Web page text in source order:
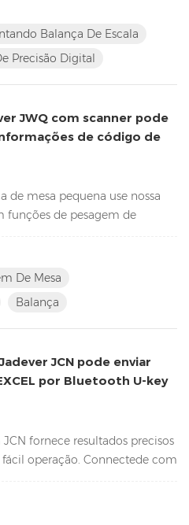
ideal para embalagens.
1 de alta resolução interna /
luz de fundo bateria e
Balança De Escala
Precisão Digital
JWQ com scanner pode
de código de
de mesa pequena use nossa
funções de pesagem de
código de barras no disco U
de amostra Balança digital
Resolução até 1 /
De Mesa
Balança
JCN pode enviar
por Bluetooth U-key
fornece resultados precisos
operação. Connectede com
que você vende. ele
de peso para o PC EXCEL por